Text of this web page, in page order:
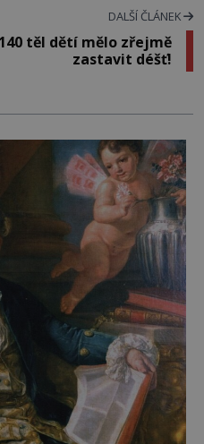
DALŠÍ ČLÁNEK
těl dětí mělo zřejmě
zastavit déšť!